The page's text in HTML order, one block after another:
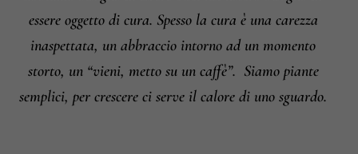
essere oggetto di cura. Spesso la cura è una carezza
inaspettata, un abbraccio intorno ad un momento
storto, un “vieni, metto su un caffè”. Siamo piante
semplici, per crescere ci serve il calore di uno sguardo.